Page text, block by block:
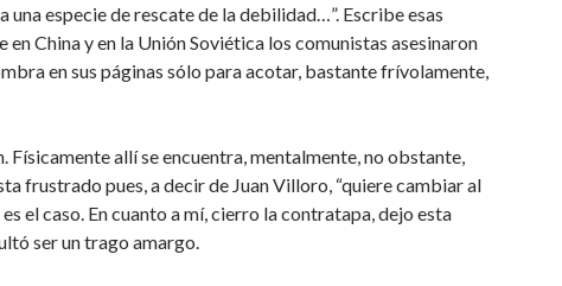
una especie de rescate de la debilidad…”. Escribe esas
China y en la Unión Soviética los comunistas asesinaron
en sus páginas sólo para acotar, bastante frívolamente,
allí se encuentra, mentalmente, no obstante,
frustrado pues, a decir de Juan Villoro, “quiere cambiar al
el caso. En cuanto a mí, cierro la contratapa, dejo esta
ser un trago amargo.